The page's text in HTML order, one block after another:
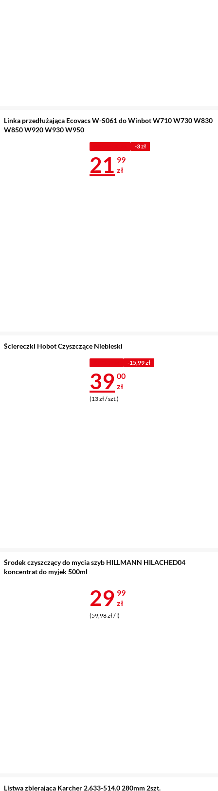
Linka przedłużająca Ecovacs W-S061 do Winbot W710 W730 W830
W850 W920 W930 W950
-3 zł
Cena 21,99
21 99
zł
Ściereczki Hobot Czyszczące Niebieski
-15,99 zł
Cena 39 zł
39 00
zł
(13 zł / szt.)
Środek czyszczący do mycia szyb HILLMANN HILACHED04
koncentrat do myjek 500ml
Cena 29,99
29 99
zł
(59,98 zł / l)
Listwa zbierająca Karcher 2.633-514.0 280mm 2szt.